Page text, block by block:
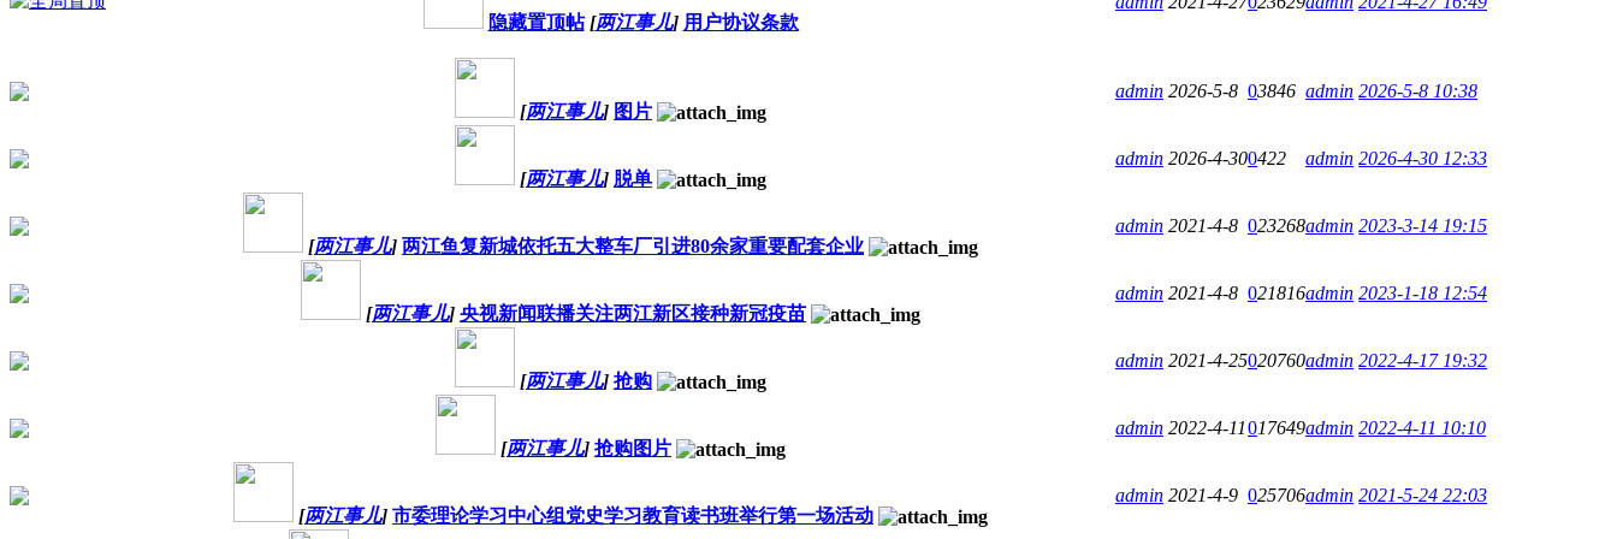
隐藏置顶帖 [两江事儿] 用户协议条款
[两江事儿] 图片
admin 2026-5-8 03846 admin 2026-5-8 10:38
[两江事儿] 脱单
admin 2026-4-300422 admin 2026-4-30 12:33
[两江事儿] 两江鱼复新城依托五大整车厂引进80余家重要配套企业
admin 2021-4-8 023268admin 2023-3-14 19:15
[两江事儿] 央视新闻联播关注两江新区接种新冠疫苗
admin 2021-4-8 021816admin 2023-1-18 12:54
[两江事儿] 抢购
admin 2021-4-25020760admin 2022-4-17 19:32
[两江事儿] 抢购图片
admin 2022-4-11017649admin 2022-4-11 10:10
[两江事儿] 市委理论学习中心组党史学习教育读书班举行第一场活动
admin 2021-4-9 025706admin 2021-5-24 22:03